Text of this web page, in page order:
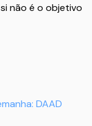
não é o objetivo
DAAD